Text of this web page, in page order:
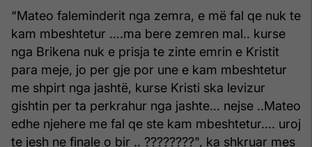
“Mateo faleminderit nga zemra, e më fal qe nuk te
kam mbeshtetur ….ma bere zemren mal.. kurse
nga Brikena nuk e prisja te zinte emrin e Kristit
para meje, jo per gje por une e kam mbeshtetur
me shpirt nga jashtë, kurse Kristi ska levizur
gishtin per ta perkrahur nga jashte… nejse ..Mateo
edhe njehere me fal qe ste kam mbeshtetur…. uroj
te jesh ne finale o bir .. ????????", ka shkruar mes